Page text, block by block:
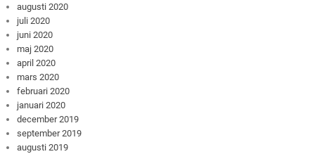
augusti 2020
juli 2020
juni 2020
maj 2020
april 2020
mars 2020
februari 2020
januari 2020
december 2019
september 2019
augusti 2019